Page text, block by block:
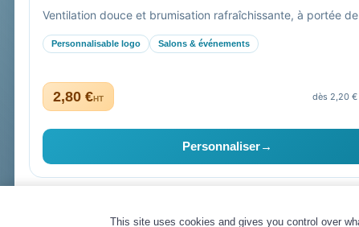
Ventilation douce et brumisation rafraîchissante, à portée
Personnalisable logo Salons & événements
2,80 €HT dès 2,20
Personnaliser→
Collectivités & administrations
Devis, mandat administratif et facturation Chorus Pro
© 2026 Goodies Pub France — Tous droits réservés
This site uses cookies and gives you control over